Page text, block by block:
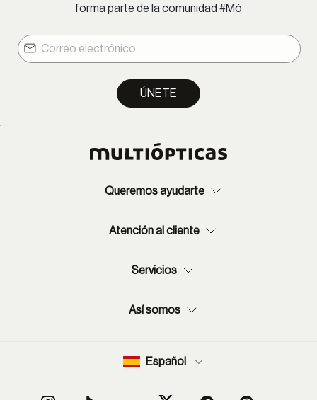
forma parte de la comunidad #Mó
ÚNETE
Queremos ayudarte
Atención al cliente
Servicios
Así somos
Español